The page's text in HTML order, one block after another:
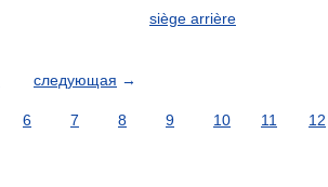
siège arrière
следующая →
6 7 8 9 10 11 12